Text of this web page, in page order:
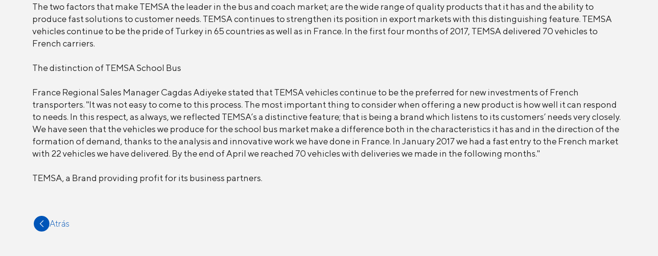
The two factors that make TEMSA the leader in the bus and coach market; are the wide range of quality products that it has and the ability to
produce fast solutions to customer needs. TEMSA continues to strengthen its position in export markets with this distinguishing feature. TEMSA
vehicles continue to be the pride of Turkey in 65 countries as well as in France. In the first four months of 2017, TEMSA delivered 70 vehicles to
French carriers.
The distinction of TEMSA School Bus
France Regional Sales Manager Cagdas Adiyeke stated that TEMSA vehicles continue to be the preferred for new investments of French
transporters. "It was not easy to come to this process. The most important thing to consider when offering a new product is how well it can respond
to needs. In this respect, as always, we reflected TEMSA’s a distinctive feature; that is being a brand which listens to its customers’ needs very closely.
We have seen that the vehicles we produce for the school bus market make a difference both in the characteristics it has and in the direction of the
formation of demand, thanks to the analysis and innovative work we have done in France. In January 2017 we had a fast entry to the French market
with 22 vehicles we have delivered. By the end of April we reached 70 vehicles with deliveries we made in the following months."
TEMSA, a Brand providing profit for its business partners.
Atrás